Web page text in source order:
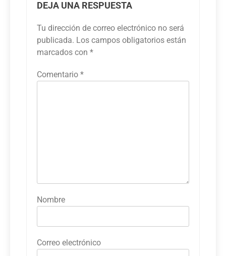
DEJA UNA RESPUESTA
Tu dirección de correo electrónico no será
publicada. Los campos obligatorios están
marcados con *
Comentario *
Nombre
Correo electrónico